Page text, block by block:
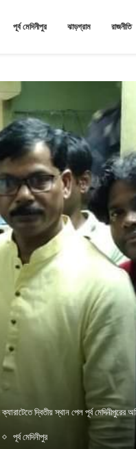
পূর্ব মেদিনীপুর ঝাড়গ্রাম রাজনীতি
দ্বিতীয় স্থান পেল পূর্ব মেদিনীপুরের
পূর্ব মেদিনীপুর